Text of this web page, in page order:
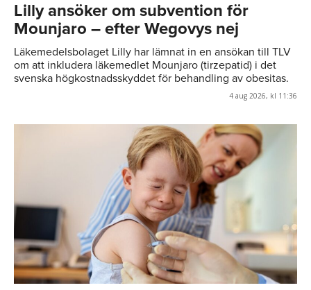
Lilly ansöker om subvention för
Mounjaro – efter Wegovys nej
Läkemedelsbolaget Lilly har lämnat in en ansökan till TLV
om att inkludera läkemedlet Mounjaro (tirzepatid) i det
svenska högkostnadsskyddet för behandling av obesitas.
4 aug 2026, kl 11:36